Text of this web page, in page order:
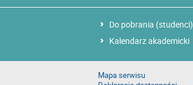
Do pobrania (studenci)
Kalendarz akademicki
Mapa serwisu